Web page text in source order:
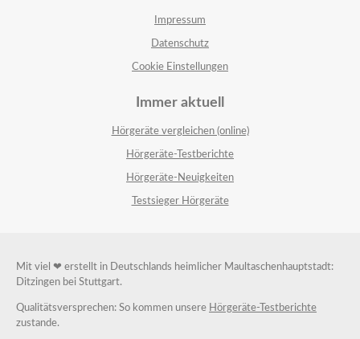
Impressum
Datenschutz
Cookie Einstellungen
Immer aktuell
Hörgeräte vergleichen (online)
Hörgeräte-Testberichte
Hörgeräte-Neuigkeiten
Testsieger Hörgeräte
Mit viel ❤ erstellt in Deutschlands heimlicher Maultaschenhauptstadt:
Ditzingen bei Stuttgart.
Qualitätsversprechen: So kommen unsere Hörgeräte-Testberichte
zustande.